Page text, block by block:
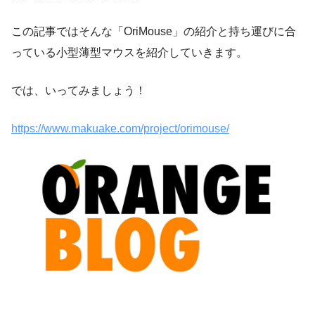
この記事ではそんな「OriMouse」の紹介と持ち運びに合
っている小型薄型マウスを紹介していきます。
では、いってみましょう！
https://www.makuake.com/project/orimouse/